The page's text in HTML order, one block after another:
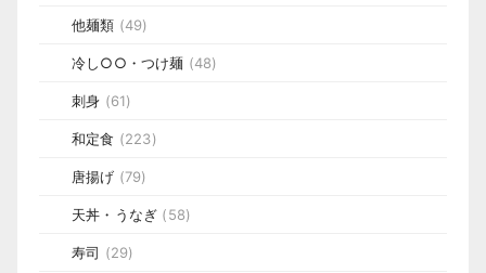
他麺類 (49)
冷し○○・つけ麺 (48)
刺身 (61)
和定食 (223)
唐揚げ (79)
天丼・うなぎ (58)
寿司 (29)